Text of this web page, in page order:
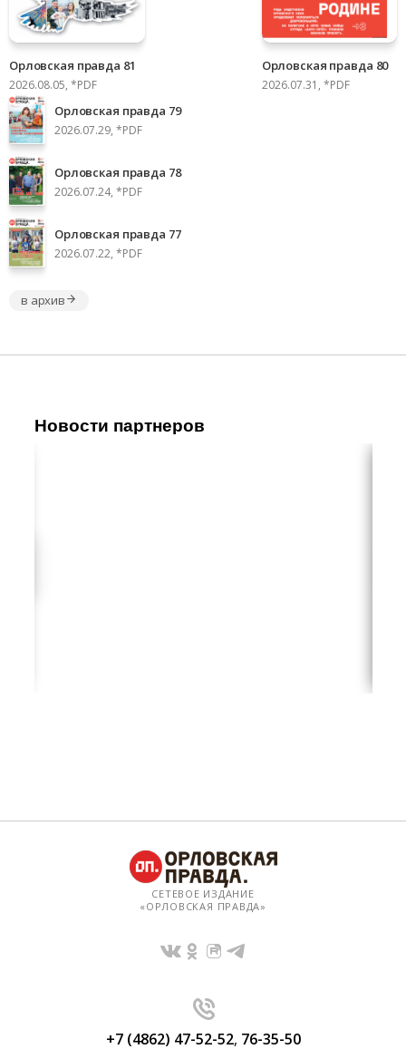
Орловская правда 81
2026.08.05, *PDF
Орловская правда 80
2026.07.31, *PDF
Орловская правда 79
2026.07.29, *PDF
Орловская правда 78
2026.07.24, *PDF
Орловская правда 77
2026.07.22, *PDF
в архив
Новости партнеров
СЕТЕВОЕ ИЗДАНИЕ
«ОРЛОВСКАЯ ПРАВДА»
+7 (4862) 47-52-52, 76-35-50